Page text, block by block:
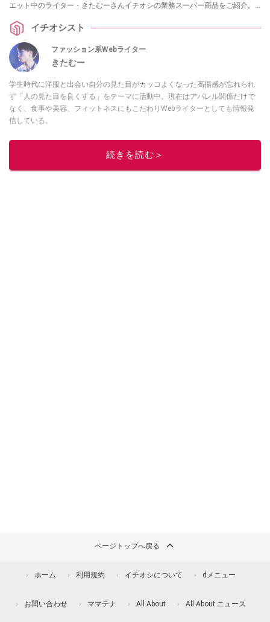
エット中のライター・きたむーさんイチオシの業務スーパー商品をご紹介。
弁当のおかずにも便利なおすすめ糖質制限レシピ、ヒルナンデスで紹介され
たダイエットレシピもまとめました。
イチオシスト
ファッション系Webライター
きたむー
学生時代に洋服と出会い自分の見た目がカッコよくなった高揚感が忘れられ
ず「人の見た目を良くする」をテーマに活動中。現在はアパレル関係だけで
なく、食事や美容、フィットネスにもこだわりWebライターとしても情報発
信している。
このイチオシストの他の記事を読む
続きを読む＞
ページトップへ戻る
ホーム 利用規約 イチオシについて dメニュー
お問い合わせ ママテナ All About All About ニュース